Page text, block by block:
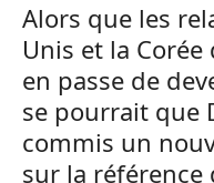
Alors que les
Unis et la
en passe de
se pourrait que
commis un
sur la référence